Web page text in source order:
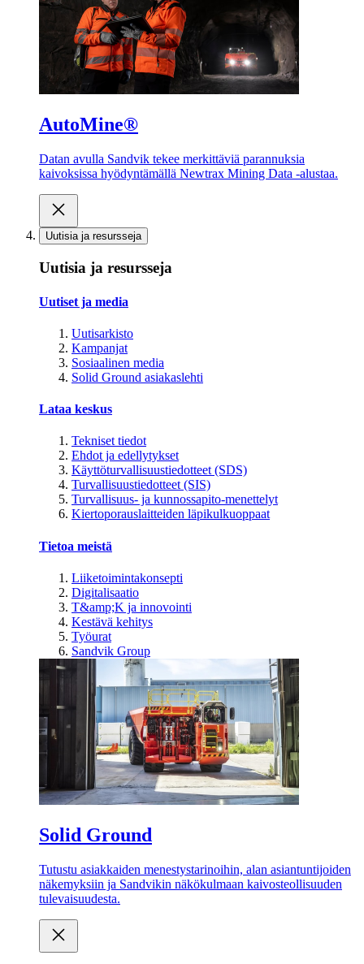
AutoMine®
Datan avulla Sandvik tekee merkittäviä parannuksia
kaivoksissa hyödyntämällä Newtrax Mining Data -alustaa.
Uutisia ja resursseja
Uutisia ja resursseja
Uutiset ja media
Uutisarkisto
Kampanjat
Sosiaalinen media
Solid Ground asiakaslehti
Lataa keskus
Tekniset tiedot
Ehdot ja edellytykset
Käyttöturvallisuustiedotteet (SDS)
Turvallisuustiedotteet (SIS)
Turvallisuus- ja kunnossapito-menettelyt
Kiertoporauslaitteiden läpikulkuoppaat
Tietoa meistä
Liiketoimintakonsepti
Digitalisaatio
T&amp;K ja innovointi
Kestävä kehitys
Työurat
Sandvik Group
Solid Ground
Tutustu asiakkaiden menestystarinoihin, alan asiantuntijoiden
näkemyksiin ja Sandvikin näkökulmaan kaivosteollisuuden
tulevaisuudesta.